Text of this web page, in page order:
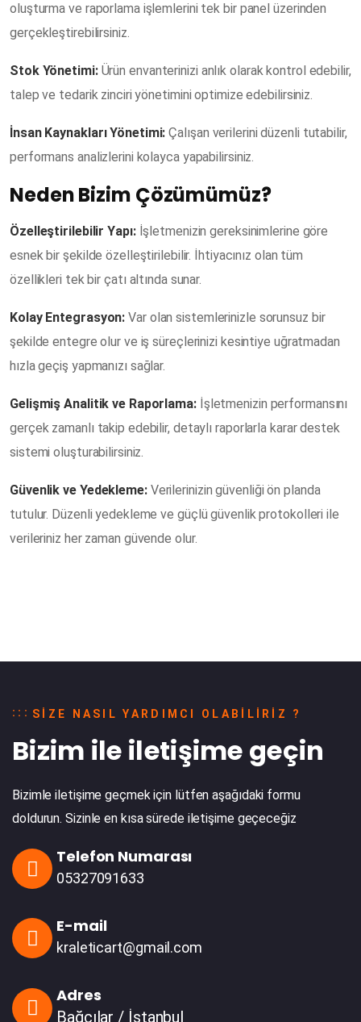
oluşturma ve raporlama işlemlerini tek bir panel üzerinden
gerçekleştirebilirsiniz.
Stok Yönetimi:Ürün envanterinizi anlık olarak kontrol edebilir,
talep ve tedarik zinciri yönetimini optimize edebilirsiniz.
İnsan Kaynakları Yönetimi: Çalışan verilerini düzenli tutabilir,
performans analizlerini kolayca yapabilirsiniz.
Neden Bizim Çözümümüz?
Özelleştirilebilir Yapı:İşletmenizin gereksinimlerine göre
esnek bir şekilde özelleştirilebilir. İhtiyacınız olan tüm
özellikleri tek bir çatı altında sunar.
Kolay Entegrasyon: Var olan sistemlerinizle sorunsuz bir
şekilde entegre olur ve iş süreçlerinizi kesintiye uğratmadan
hızla geçiş yapmanızı sağlar.
Gelişmiş Analitik ve Raporlama:İşletmenizin performansını
gerçek zamanlı takip edebilir, detaylı raporlarla karar destek
sistemi oluşturabilirsiniz.
Güvenlik ve Yedekleme:Verilerinizin güvenliği ön planda
tutulur. Düzenli yedekleme ve güçlü güvenlik protokolleri ile
verileriniz her zaman güvende olur.
SIZE NASIL YARDIMCI OLABILIRIZ ?
Bizim ile iletişime geçin
Bizimle iletişime geçmek için lütfen aşağıdaki formu
doldurun. Sizinle en kısa sürede iletişime geçeceğiz
Telefon Numarası
05327091633
E-mail
kraleticart@gmail.com
Adres
Bağcılar / İstanbul